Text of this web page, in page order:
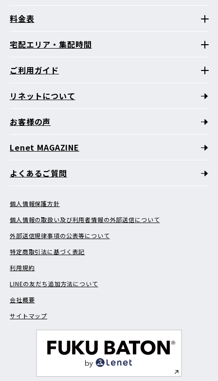
料金表
宅配エリア・集配時間
ご利用ガイド
リネットについて
お客様の声
Lenet MAGAZINE
よくあるご質問
個人情報保護方針
個人情報の取扱い及び利用者情報の外部送信について
外部送信規律事項の公表等について
特定商取引法に基づく表記
利用規約
LINEの友だち追加方法について
会社概要
サイトマップ